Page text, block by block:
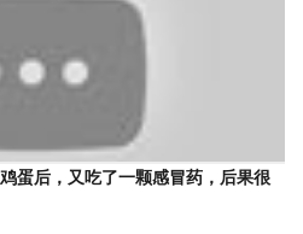
蛋后，又吃了一颗感冒药，后果很